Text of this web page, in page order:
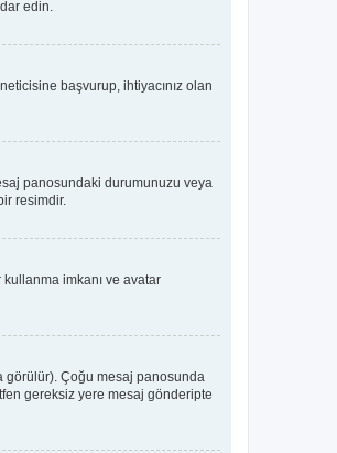
edin.
başvurup, ihtiyacınız olan
panosundaki durumunuzu veya
resimdir.
imkanı ve avatar
görülür). Çoğu mesaj panosunda
gereksiz yere mesaj gönderipte